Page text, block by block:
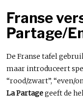
Franse
Partage/
De Franse tafel
maar introduceert
“rood/zwart”, “even/
La Partagegeeft de